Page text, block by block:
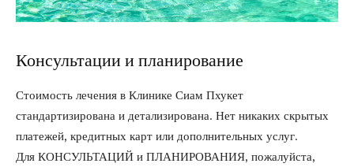
Консультации и планирование
Стоимость лечения в Клинике Сиам Пхукет
стандартизирована и детализирована. Нет никаких скрытых
платежей, кредитных карт или дополнительных услуг.
Для КОНСУЛЬТАЦИЙ и ПЛАНИРОВАНИЯ, пожалуйста,